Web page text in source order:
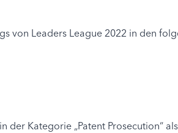
von Leaders League 2022 in den
der Kategorie „Patent Prosecution“